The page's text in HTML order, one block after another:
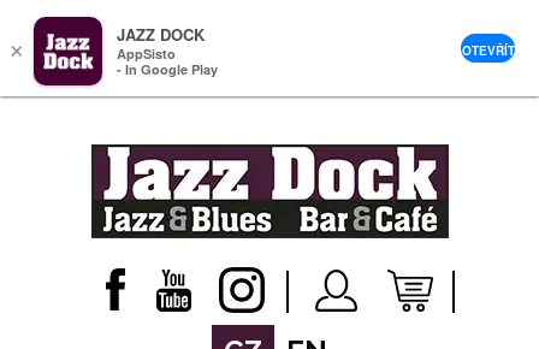
×
JAZZ DOCK
AppSisto
- In Google Play
OTEVŘÍT